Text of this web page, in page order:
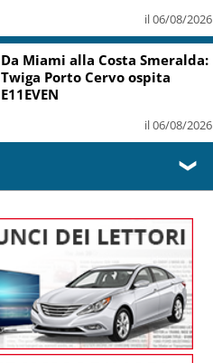
il 06/08/2026
Da Miami alla Costa Smeralda:
Twiga Porto Cervo ospita
E11EVEN
il 06/08/2026
❯